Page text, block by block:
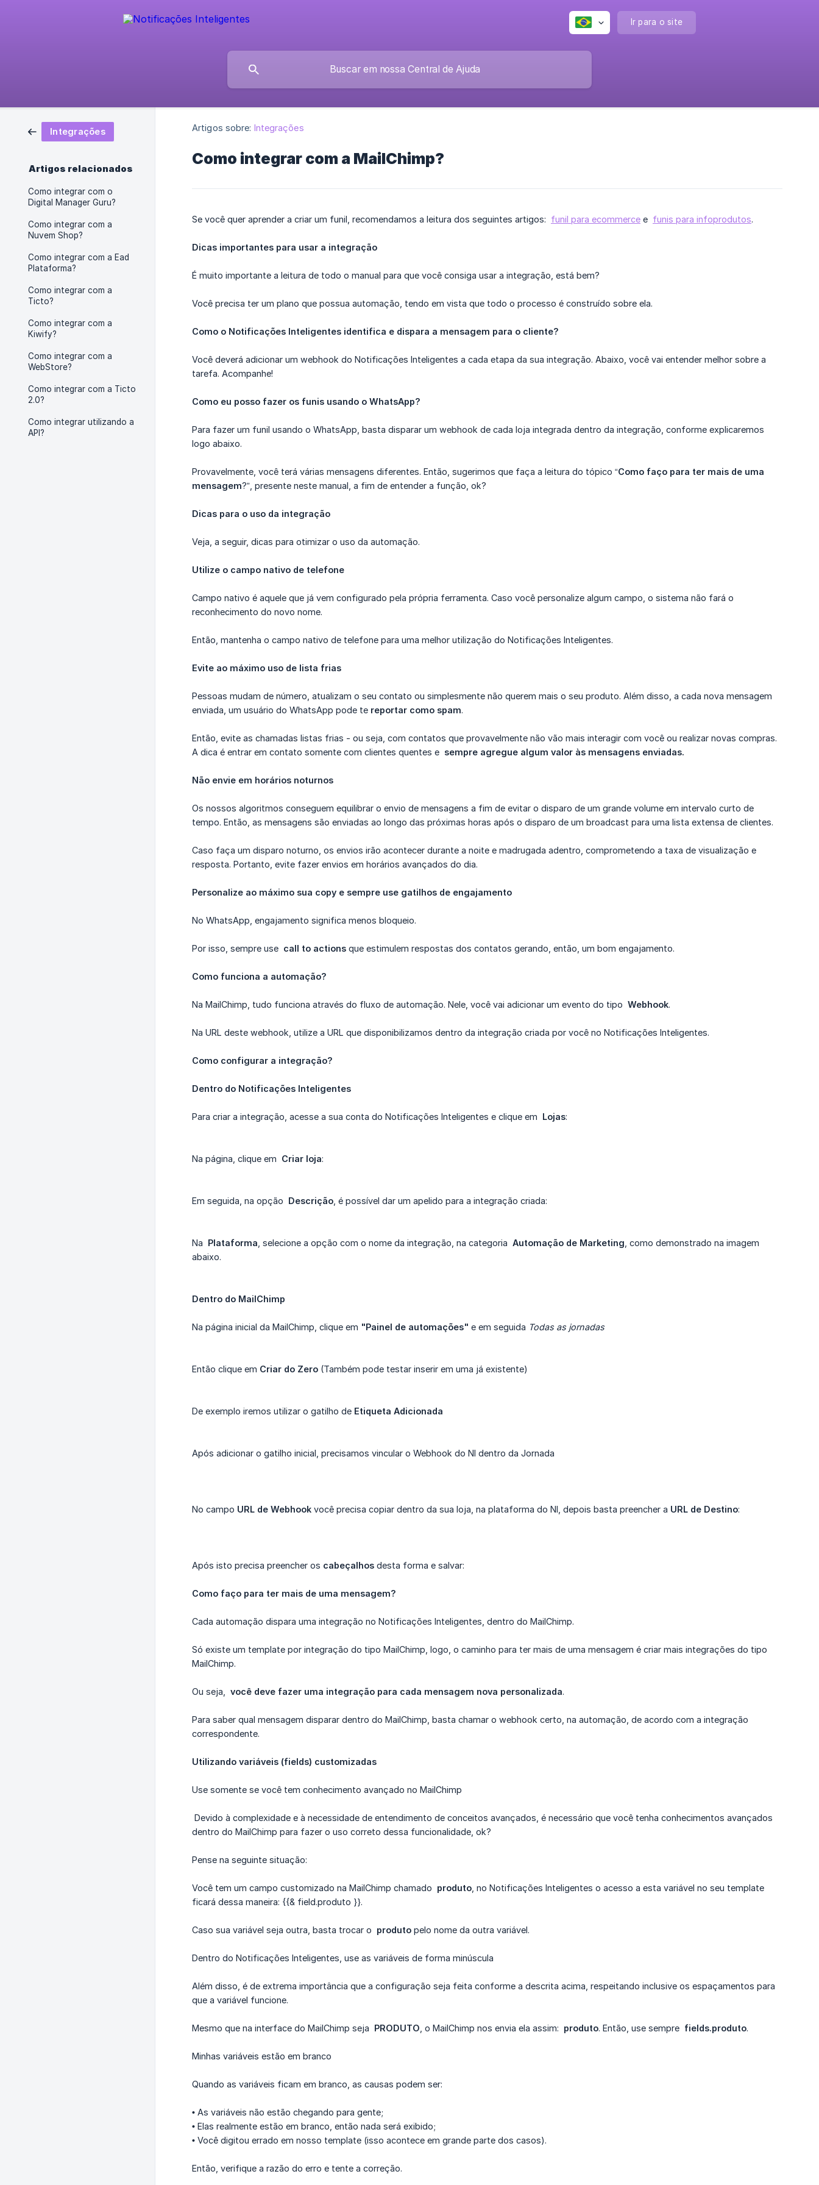
Ir para o site
Integrações
Artigos relacionados
Como integrar com o
Digital Manager Guru?
Como integrar com a
Nuvem Shop?
Como integrar com a Ead
Plataforma?
Como integrar com a
Ticto?
Como integrar com a
Kiwify?
Como integrar com a
WebStore?
Como integrar com a Ticto
2.0?
Como integrar utilizando a
API?
Artigos sobre: Integrações
Como integrar com a MailChimp?
Se você quer aprender a criar um funil, recomendamos a leitura dos seguintes artigos: funil para ecommerce e funis para infoprodutos.
Dicas importantes para usar a integração
É muito importante a leitura de todo o manual para que você consiga usar a integração, está bem?
Você precisa ter um plano que possua automação, tendo em vista que todo o processo é construído sobre ela.
Como o Notificações Inteligentes identifica e dispara a mensagem para o cliente?
Você deverá adicionar um webhook do Notificações Inteligentes a cada etapa da sua integração. Abaixo, você vai entender melhor sobre a
tarefa. Acompanhe!
Como eu posso fazer os funis usando o WhatsApp?
Para fazer um funil usando o WhatsApp, basta disparar um webhook de cada loja integrada dentro da integração, conforme explicaremos
logo abaixo.
Provavelmente, você terá várias mensagens diferentes. Então, sugerimos que faça a leitura do tópico “Como faço para ter mais de uma
mensagem?”, presente neste manual, a fim de entender a função, ok?
Dicas para o uso da integração
Veja, a seguir, dicas para otimizar o uso da automação.
Utilize o campo nativo de telefone
Campo nativo é aquele que já vem configurado pela própria ferramenta. Caso você personalize algum campo, o sistema não fará o
reconhecimento do novo nome.
Então, mantenha o campo nativo de telefone para uma melhor utilização do Notificações Inteligentes.
Evite ao máximo uso de lista frias
Pessoas mudam de número, atualizam o seu contato ou simplesmente não querem mais o seu produto. Além disso, a cada nova mensagem
enviada, um usuário do WhatsApp pode te reportar como spam.
Então, evite as chamadas listas frias - ou seja, com contatos que provavelmente não vão mais interagir com você ou realizar novas compras.
A dica é entrar em contato somente com clientes quentes e sempre agregue algum valor às mensagens enviadas.
Não envie em horários noturnos
Os nossos algoritmos conseguem equilibrar o envio de mensagens a fim de evitar o disparo de um grande volume em intervalo curto de
tempo. Então, as mensagens são enviadas ao longo das próximas horas após o disparo de um broadcast para uma lista extensa de clientes.
Caso faça um disparo noturno, os envios irão acontecer durante a noite e madrugada adentro, comprometendo a taxa de visualização e
resposta. Portanto, evite fazer envios em horários avançados do dia.
Personalize ao máximo sua copy e sempre use gatilhos de engajamento
No WhatsApp, engajamento significa menos bloqueio.
Por isso, sempre use call to actions que estimulem respostas dos contatos gerando, então, um bom engajamento.
Como funciona a automação?
Na MailChimp, tudo funciona através do fluxo de automação. Nele, você vai adicionar um evento do tipo Webhook.
Na URL deste webhook, utilize a URL que disponibilizamos dentro da integração criada por você no Notificações Inteligentes.
Como configurar a integração?
Dentro do Notificações Inteligentes
Para criar a integração, acesse a sua conta do Notificações Inteligentes e clique em Lojas:
Na página, clique em Criar loja:
Em seguida, na opção Descrição , é possível dar um apelido para a integração criada:
Na Plataforma , selecione a opção com o nome da integração, na categoria Automação de Marketing , como demonstrado na imagem
abaixo.
Dentro do MailChimp
Na página inicial da MailChimp, clique em "Painel de automações" e em seguida Todas as jornadas
Então clique em Criar do Zero (Também pode testar inserir em uma já existente)
De exemplo iremos utilizar o gatilho de Etiqueta Adicionada
Após adicionar o gatilho inicial, precisamos vincular o Webhook do NI dentro da Jornada
No campo URL de Webhook você precisa copiar dentro da sua loja, na plataforma do NI, depois basta preencher a URL de Destino:
Após isto precisa preencher os cabeçalhos desta forma e salvar:
Como faço para ter mais de uma mensagem?
Cada automação dispara uma integração no Notificações Inteligentes, dentro do MailChimp.
Só existe um template por integração do tipo MailChimp, logo, o caminho para ter mais de uma mensagem é criar mais integrações do tipo
MailChimp.
Ou seja, você deve fazer uma integração para cada mensagem nova personalizada.
Para saber qual mensagem disparar dentro do MailChimp, basta chamar o webhook certo, na automação, de acordo com a integração
correspondente.
Utilizando variáveis (fields) customizadas
Use somente se você tem conhecimento avançado no MailChimp
Devido à complexidade e à necessidade de entendimento de conceitos avançados, é necessário que você tenha conhecimentos avançados
dentro do MailChimp para fazer o uso correto dessa funcionalidade, ok?
Pense na seguinte situação:
Você tem um campo customizado na MailChimp chamado produto , no Notificações Inteligentes o acesso a esta variável no seu template
ficará dessa maneira: {{& field.produto }}.
Caso sua variável seja outra, basta trocar o produto pelo nome da outra variável.
Dentro do Notificações Inteligentes, use as variáveis de forma minúscula
Além disso, é de extrema importância que a configuração seja feita conforme a descrita acima, respeitando inclusive os espaçamentos para
que a variável funcione.
Mesmo que na interface do MailChimp seja PRODUTO , o MailChimp nos envia ela assim: produto. Então, use sempre fields.produto.
Minhas variáveis estão em branco
Quando as variáveis ficam em branco, as causas podem ser:
• As variáveis não estão chegando para gente;
• Elas realmente estão em branco, então nada será exibido;
• Você digitou errado em nosso template (isso acontece em grande parte dos casos).
Então, verifique a razão do erro e tente a correção.